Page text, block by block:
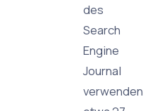
des
Search
Engine
Journal
verwenden